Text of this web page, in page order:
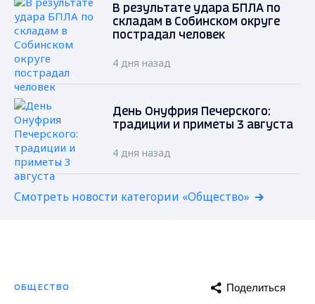
В результате удара БПЛА по
складам в Собинском округе
пострадал человек
4 дня назад
День Онуфрия Печерского:
традиции и приметы 3 августа
4 дня назад
Смотреть новости категории «Общество»
ОБЩЕСТВО Поделиться